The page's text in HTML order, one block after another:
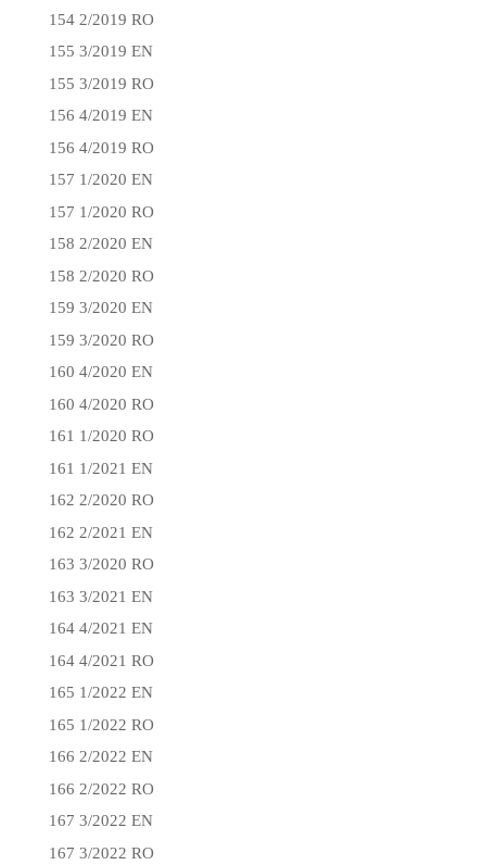
154 2/2019 RO
155 3/2019 EN
155 3/2019 RO
156 4/2019 EN
156 4/2019 RO
157 1/2020 EN
157 1/2020 RO
158 2/2020 EN
158 2/2020 RO
159 3/2020 EN
159 3/2020 RO
160 4/2020 EN
160 4/2020 RO
161 1/2020 RO
161 1/2021 EN
162 2/2020 RO
162 2/2021 EN
163 3/2020 RO
163 3/2021 EN
164 4/2021 EN
164 4/2021 RO
165 1/2022 EN
165 1/2022 RO
166 2/2022 EN
166 2/2022 RO
167 3/2022 EN
167 3/2022 RO